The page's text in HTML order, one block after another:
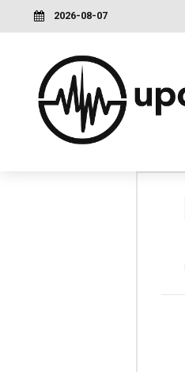
2026-08-07